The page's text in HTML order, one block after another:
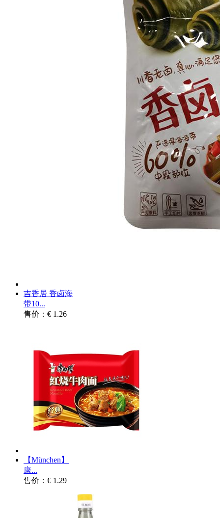
吉香居 香卤海
带10...
售价：€ 1.26
【München】
康...
售价：€ 1.29